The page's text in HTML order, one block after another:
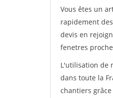
Vous êtes un
rapidement
devis en
fenetres
L'utilisation de
dans toute la
chantiers grâce